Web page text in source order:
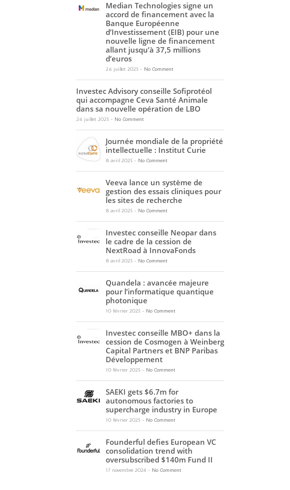
Median Technologies signe un
accord de financement avec la
Banque Européenne
d’Investissement (EIB) pour une
nouvelle ligne de financement
allant jusqu’à 37,5 millions
d’euros
26 juillet 2025- No Comment
Investec Advisory conseille Sofiprotéol
qui accompagne Ceva Santé Animale
dans sa nouvelle opération de LBO
26 juillet 2025- No Comment
Journée mondiale de la propriété
intellectuelle : Institut Curie
8 avril 2025- No Comment
Veeva lance un système de
gestion des essais cliniques pour
les sites de recherche
8 avril 2025- No Comment
Investec conseille Neopar dans
le cadre de la cession de
NextRoad à InnovaFonds
8 avril 2025- No Comment
Quandela : avancée majeure
pour l’informatique quantique
photonique
10 février 2025- No Comment
Investec conseille MBO+ dans la
cession de Cosmogen à Weinberg
Capital Partners et BNP Paribas
Développement
10 février 2025- No Comment
SAEKI gets $6.7m for
autonomous factories to
supercharge industry in Europe
10 février 2025- No Comment
Founderful defies European VC
consolidation trend with
oversubscribed $140m Fund II
17 novembre 2024 - No Comment